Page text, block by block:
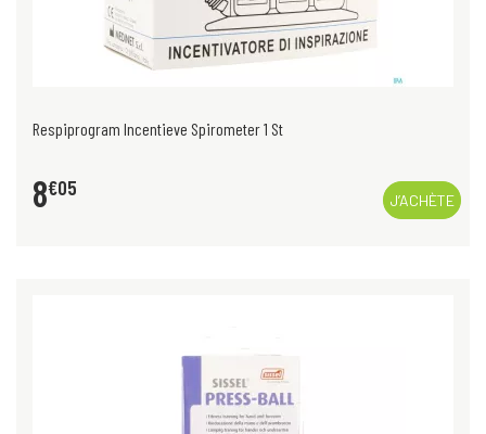
Respiprogram Incentieve Spirometer 1 St
8€05
J’ACHÈTE